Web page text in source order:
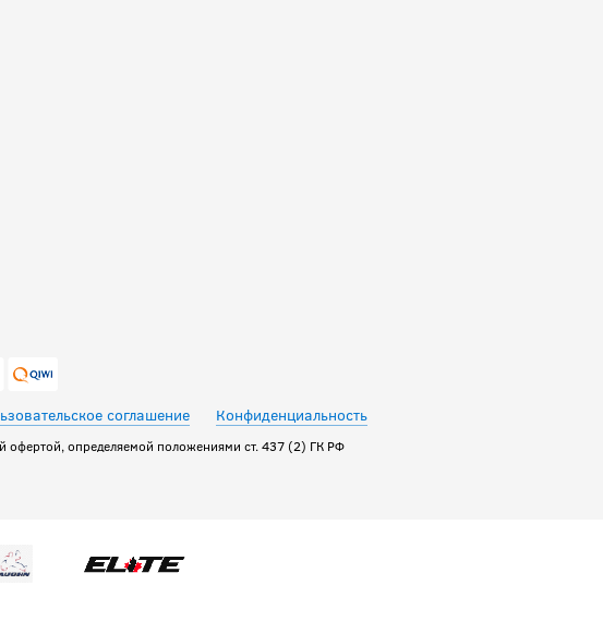
соглашение Конфиденциальность
офертой, определяемой положениями ст. 437 (2) ГК РФ